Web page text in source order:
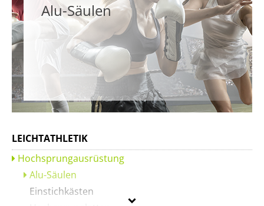
Alu-Säulen
LEICHTATHLETIK
Hochsprungausrüstung
Alu-Säulen
Einstichkästen